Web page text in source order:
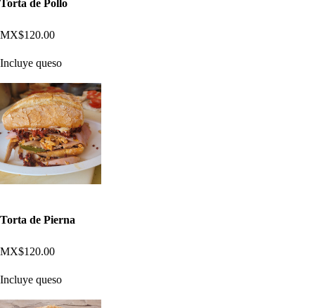
Torta de Pollo
MX$120.00
Incluye queso
Torta de Pierna
MX$120.00
Incluye queso